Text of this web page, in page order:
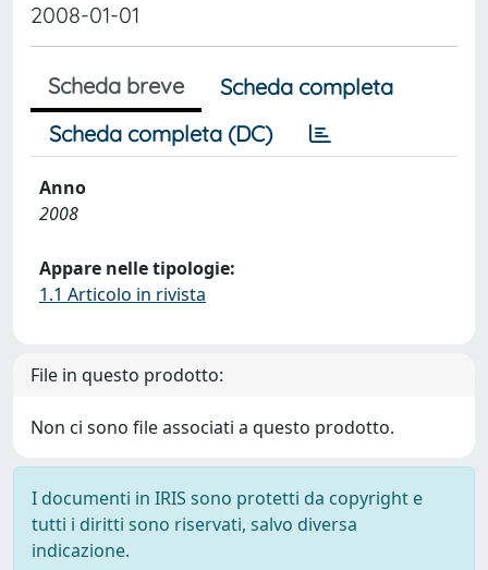
2008-01-01
Scheda breve
Scheda completa
Scheda completa (DC)
Anno
2008
Appare nelle tipologie:
1.1 Articolo in rivista
File in questo prodotto:
Non ci sono file associati a questo prodotto.
I documenti in IRIS sono protetti da copyright e
tutti i diritti sono riservati, salvo diversa
indicazione.